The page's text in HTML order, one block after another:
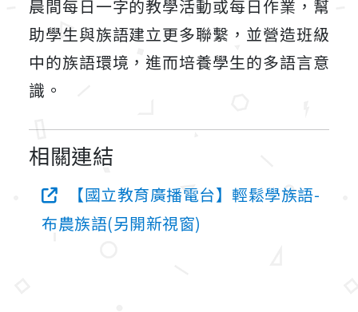
晨間每日一字的教學活動或每日作業，幫
助學生與族語建立更多聯繫，並營造班級
中的族語環境，進而培養學生的多語言意
識。
相關連結
【國立教育廣播電台】輕鬆學族語-
布農族語(另開新視窗)